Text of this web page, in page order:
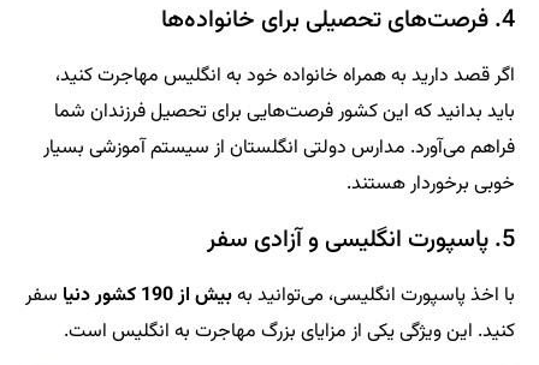
4. فرصت‌های تحصیلی برای خانواده‌ها
اگر قصد دارید به همراه خانواده خود به انگلیس مهاجرت کنید،
باید بدانید که این کشور فرصت‌هایی برای تحصیل فرزندان شما
فراهم می‌آورد. مدارس دولتی انگلستان از سیستم آموزشی بسیار
خوبی برخوردار هستند.
5. پاسپورت انگلیسی و آزادی سفر
با اخذ پاسپورت انگلیسی، می‌توانید بهبیش از 190 کشور دنیا
سفر
کنید. این ویژگی یکی از مزایای بزرگ مهاجرت به انگلیس است.